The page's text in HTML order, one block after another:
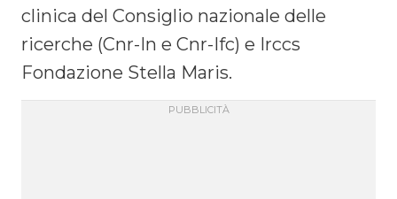
clinica del Consiglio nazionale delle
ricerche (Cnr-In e Cnr-Ifc) e Irccs
Fondazione Stella Maris.